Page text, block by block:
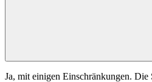
Ja, mit einigen Einschränkungen. Die